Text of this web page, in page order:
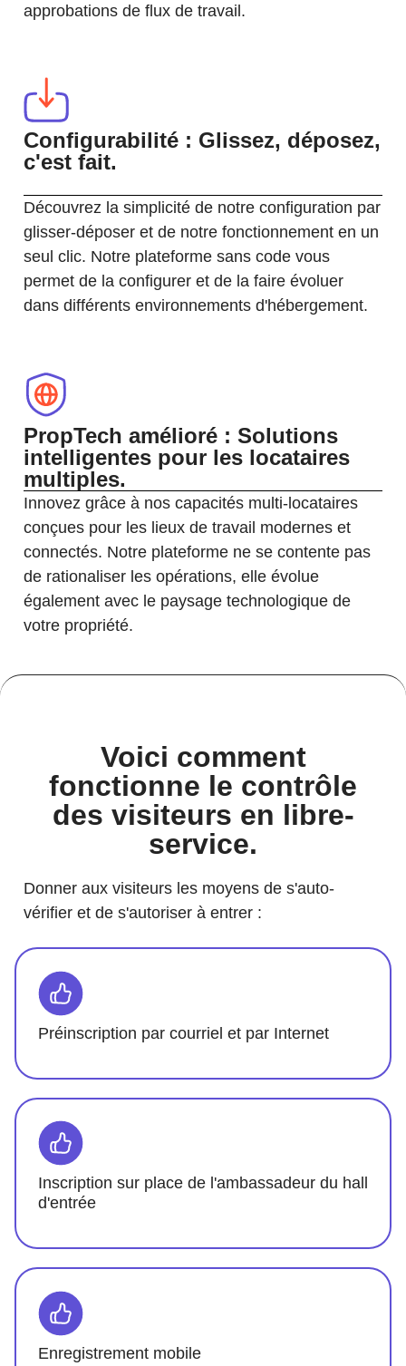
approbations de flux de travail.
Configurabilité : Glissez, déposez,
c'est fait.
Découvrez la simplicité de notre configuration par
glisser-déposer et de notre fonctionnement en un
seul clic. Notre plateforme sans code vous
permet de la configurer et de la faire évoluer
dans différents environnements d'hébergement.
PropTech amélioré : Solutions
intelligentes pour les locataires
multiples.
Innovez grâce à nos capacités multi-locataires
conçues pour les lieux de travail modernes et
connectés. Notre plateforme ne se contente pas
de rationaliser les opérations, elle évolue
également avec le paysage technologique de
votre propriété.
Voici comment
fonctionne le contrôle
des visiteurs en libre-
service.
Donner aux visiteurs les moyens de s'auto-
vérifier et de s'autoriser à entrer :
Préinscription par courriel et par Internet
Inscription sur place de l'ambassadeur du hall
d'entrée
Enregistrement mobile